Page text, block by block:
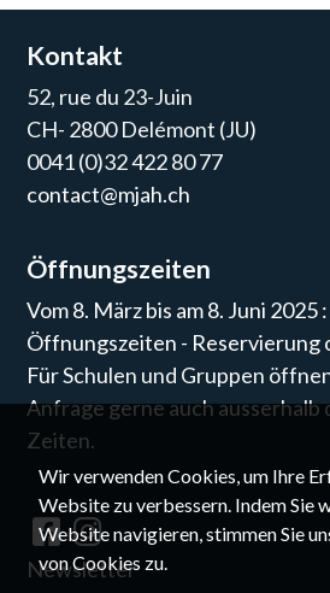
Kontakt
52, rue du 23-Juin
CH- 2800 Delémont (JU)
0041 (0)32 422 80 77
contact@mjah.ch
Öffnungszeiten
Vom 8. März bis am 8. Juni 2025 :
Öffnungszeiten - Reservierung
Für Schulen und Gruppen
Anfrage gerne auch ausserhalb
Zeiten.
Newsletter
Wir verwenden Cookies, um Ihre
Website zu verbessern. Indem Sie
Website navigieren, stimmen Sie
von Cookies zu.